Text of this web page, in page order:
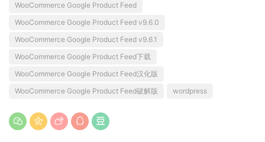
WooCommerce Google Product Feed
WooCommerce Google Product Feed v9.6.0
WooCommerce Google Product Feed v9.6.1
WooCommerce Google Product Feed下载
WooCommerce Google Product Feed汉化版
WooCommerce Google Product Feed破解版
wordpress